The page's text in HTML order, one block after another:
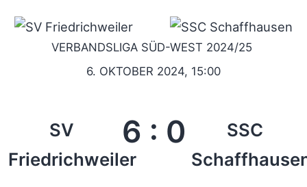
VERBANDSLIGA SÜD-WEST 2024/25
6. OKTOBER 2024, 15:00
SV
Friedrichweiler
6 : 0
SSC